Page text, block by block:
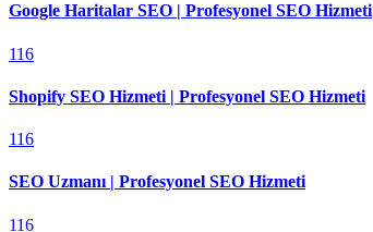
Google Haritalar SEO | Profesyonel SEO Hizmeti
116
Shopify SEO Hizmeti | Profesyonel SEO Hizmeti
116
SEO Uzmanı | Profesyonel SEO Hizmeti
116